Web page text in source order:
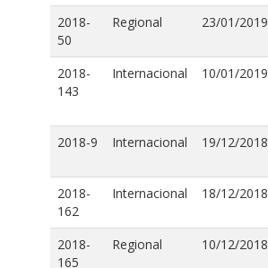
2018-
50
Regional 23/01/2019
2018-
143
Internacional 10/01/2019
2018-9 Internacional 19/12/2018
2018-
162
Internacional 18/12/2018
2018-
165
Regional 10/12/2018